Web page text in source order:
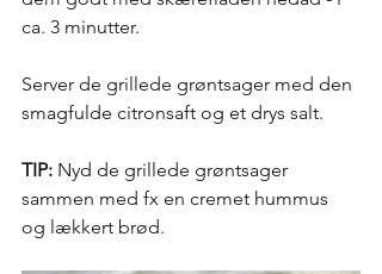
ca. 3 minutter.
Server de grillede grøntsager med den
smagfulde citronsaft og et drys salt.
TIP: Nyd de grillede grøntsager
sammen med fx en cremet hummus
og lækkert brød.